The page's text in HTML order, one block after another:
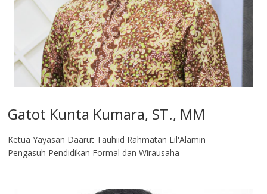
Gatot Kunta Kumara, ST., MM
Ketua Yayasan Daarut Tauhiid Rahmatan Lil'Alamin
Pengasuh Pendidikan Formal dan Wirausaha